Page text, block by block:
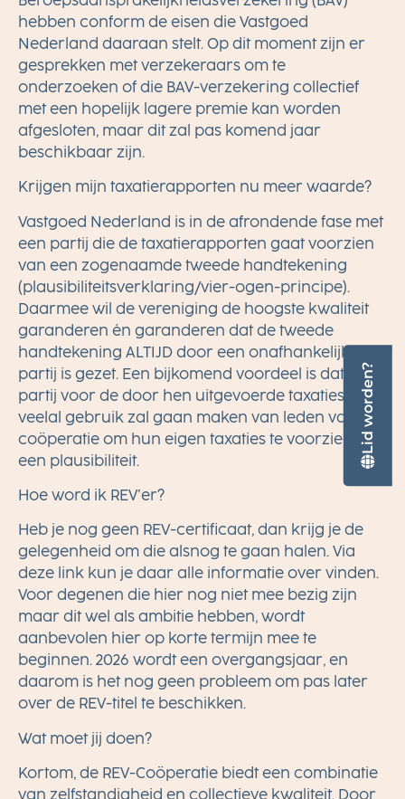
hebben conform de eisen die Vastgoed
Nederland daaraan stelt. Op dit moment zijn er
gesprekken met verzekeraars om te
onderzoeken of die BAV-verzekering collectief
met een hopelijk lagere premie kan worden
afgesloten, maar dit zal pas komend jaar
beschikbaar zijn.
Krijgen mijn taxatierapporten nu meer waarde?
Vastgoed Nederland is in de afrondende fase met
een partij die de taxatierapporten gaat voorzien
van een zogenaamde tweede handtekening
(plausibiliteitsverklaring/vier-ogen-principe).
Daarmee wil de vereniging de hoogste kwaliteit
garanderen én garanderen dat de tweede
handtekening ALTIJD door een onafhankelijke
partij is gezet. Een bijkomend voordeel is dat deze
partij voor de door hen uitgevoerde taxaties ook
veelal gebruik zal gaan maken van leden van
coöperatie om hun eigen taxaties te voorzien van
een plausibiliteit.
Hoe word ik REV’er?
Heb je nog geen REV-certificaat, dan krijg je de
gelegenheid om die alsnog te gaan halen. Via
deze link kun je daar alle informatie over vinden.
Voor degenen die hier nog niet mee bezig zijn
maar dit wel als ambitie hebben, wordt
aanbevolen hier op korte termijn mee te
beginnen. 2026 wordt een overgangsjaar, en
daarom is het nog geen probleem om pas later
over de REV-titel te beschikken.
Wat moet jij doen?
Kortom, de REV-Coöperatie biedt een combinatie
van zelfstandigheid en collectieve kwaliteit. Door
Lid worden?